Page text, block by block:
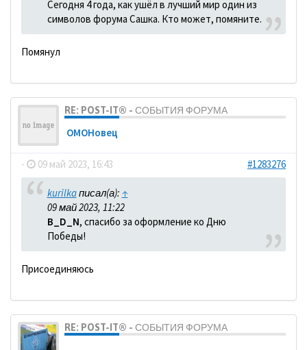
Сегодня 4 года, как ушёл в лучший мир один из
символов форума Сашка. Кто может, помяните.
Помянул
RE: POST-IT® - СОБЫТИЯ ФОРУМА
ОМОНовец
- 09 май 2023, 16:43 #1283276
kurilkaписал(а): ↑
09 май 2023, 11:22
B_D_N, спасибо за оформление ко Дню
Победы!
Присоединяюсь
RE: POST-IT® - СОБЫТИЯ ФОРУМА